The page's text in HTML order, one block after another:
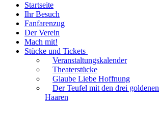
Startseite
Ihr Besuch
Fanfarenzug
Der Verein
Mach mit!
Stücke und Tickets
Veranstaltungskalender
Theaterstücke
Glaube Liebe Hoffnung
Der Teufel mit den drei goldenen
Haaren